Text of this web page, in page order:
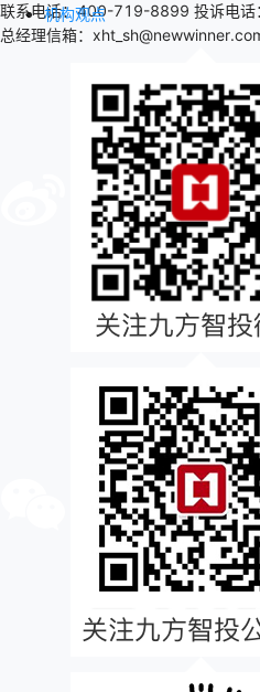
机构观点
联系电话：400-719-8899 投诉电
总经理信箱：